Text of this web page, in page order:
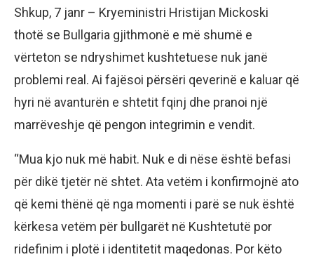
Shkup, 7 janr – Kryeministri Hristijan Mickoski
thotë se Bullgaria gjithmonë e më shumë e
vërteton se ndryshimet kushtetuese nuk janë
problemi real. Ai fajësoi përsëri qeverinë e kaluar që
hyri në avanturën e shtetit fqinj dhe pranoi një
marrëveshje që pengon integrimin e vendit.
“Mua kjo nuk më habit. Nuk e di nëse është befasi
për dikë tjetër në shtet. Ata vetëm i konfirmojnë ato
që kemi thënë që nga momenti i parë se nuk është
kërkesa vetëm për bullgarët në Kushtetutë por
ridefinim i plotë i identitetit maqedonas. Por këto